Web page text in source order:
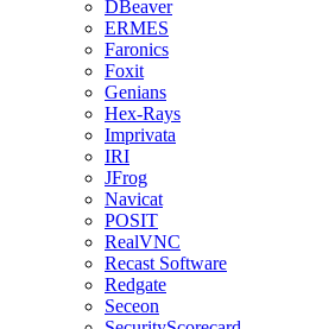
DBeaver
ERMES
Faronics
Foxit
Genians
Hex-Rays
Imprivata
IRI
JFrog
Navicat
POSIT
RealVNC
Recast Software
Redgate
Seceon